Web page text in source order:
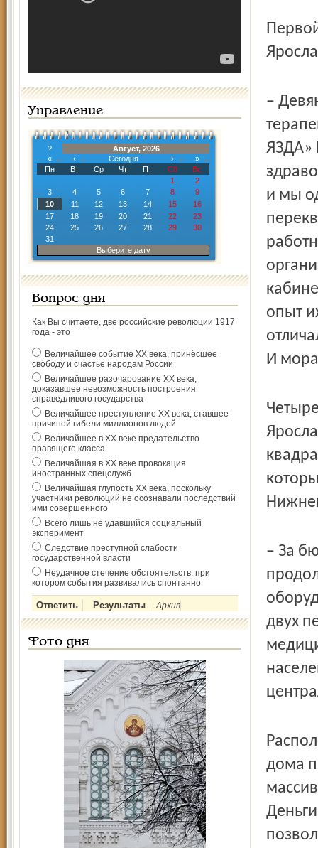
Управление
?
Август, 2026
«
‹ Сегодня ›
»
Пн
Вт Ср Чт Пт Сб
Вс
1
2
3
4 5 6 7 8
9
10
11 12 13 14 15
16
17
18 19 20 21 22
23
24
25 26 27 28 29
30
31
Выберите дату
Вопрос дня
Как Вы считаете, две российские революции 1917
года - это
Величайшее событие ХХ века, принёсшее
свободу и счастье народам России
Величайшее разочарование ХХ века,
доказавшее невозможность построения
справедливого государства
Величайшее преступление ХХ века, ставшее
причиной гибели миллионов людей
Величайшее в ХХ веке предательство
правящего класса
Величайшая в ХХ веке провокация
иностранных спецслужб
Величайшая глупость ХХ века, поскольку
участники революций не осознавали последствий
ими совершённого
Всего лишь не удавшийся социальный
эксперимент
Следствие преступной слабости
государственной власти
Неудачное стечение обстоятельств, при
котором события развивались спонтанно
Архив
Фото дня
–
ЯЗДА»
и мы
опыт
И
– За
двух
дома